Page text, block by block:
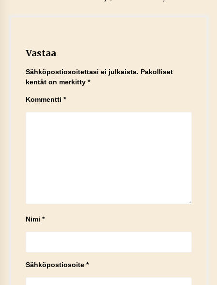
Vastaa
Sähköpostiosoitettasi ei julkaista. Pakolliset
kentät on merkitty *
Kommentti *
Nimi *
Sähköpostiosoite *